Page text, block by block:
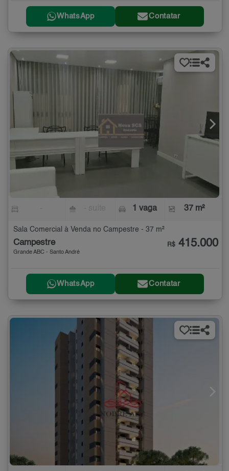
WhatsApp Contatar
1 vaga 37 m²
Sala Comercial à Venda no Campestre - 37 m²
Campestre
Grande ABC - Santo André
R$ 415.000
WhatsApp Contatar